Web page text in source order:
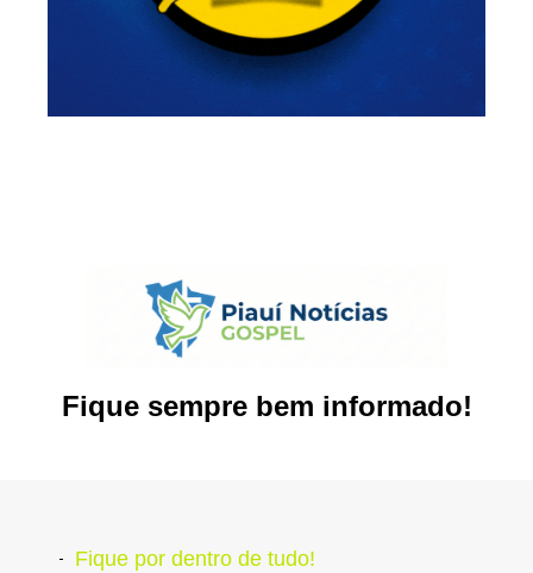
Fique sempre bem informado!
Fique por dentro de tudo!